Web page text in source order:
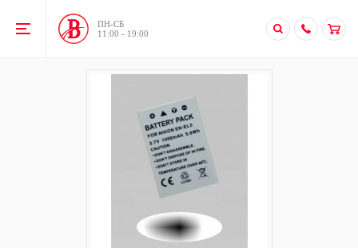
ПН-CБ
11:00 - 19:00